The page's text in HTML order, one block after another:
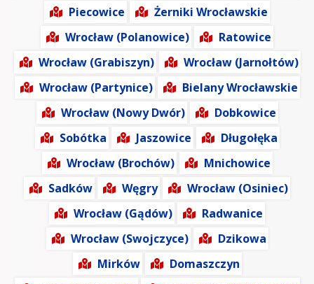
Piecowice
Żerniki Wrocławskie
Wrocław (Polanowice)
Ratowice
Wrocław (Grabiszyn)
Wrocław (Jarnołtów)
Wrocław (Partynice)
Bielany Wrocławskie
Wrocław (Nowy Dwór)
Dobkowice
Sobótka
Jaszowice
Długołęka
Wrocław (Brochów)
Mnichowice
Sadków
Węgry
Wrocław (Osiniec)
Wrocław (Gądów)
Radwanice
Wrocław (Swojczyce)
Dzikowa
Mirków
Domaszczyn